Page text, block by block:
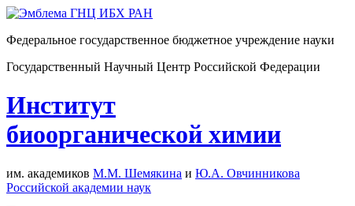
Федеральное государственное бюджетное учреждение науки
Государственный Научный Центр Российской Федерации
Институт
биоорганической химии
им. академиков М.М. Шемякина и Ю.А. Овчинникова
Российской академии наук